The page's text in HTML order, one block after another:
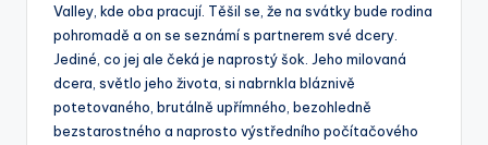
Valley, kde oba pracují. Těšil se, že na svátky bude rodina
pohromadě a on se seznámí s partnerem své dcery.
Jediné, co jej ale čeká je naprostý šok. Jeho milovaná
dcera, světlo jeho života, si nabrnkla bláznivě
potetovaného, brutálně upřímného, bezohledně
bezstarostného a naprosto výstředního počítačového